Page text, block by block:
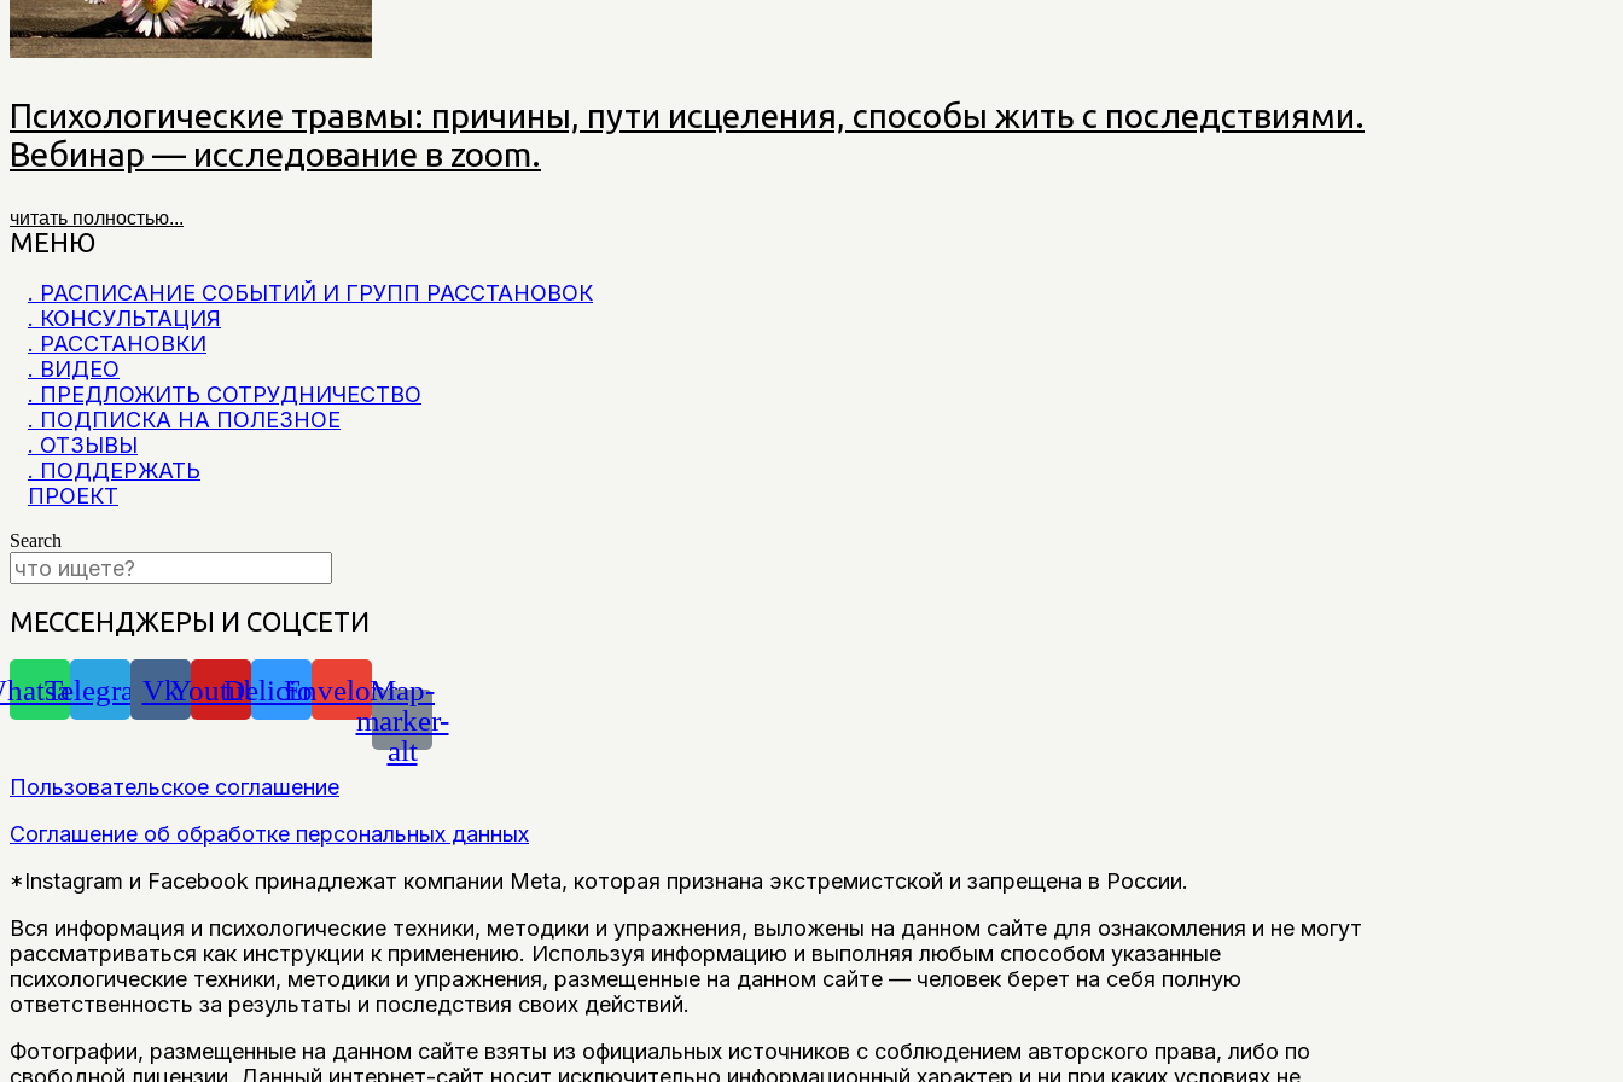
Психологические травмы: причины, пути исцеления, способы жить с последствиями.
Вебинар — исследование в zoom.
читать полностью...
МЕНЮ
. РАСПИСАНИЕ СОБЫТИЙ И ГРУПП РАССТАНОВОК
. КОНСУЛЬТАЦИЯ
. РАССТАНОВКИ
. ВИДЕО
. ПРЕДЛОЖИТЬ СОТРУДНИЧЕСТВО
. ПОДПИСКА НА ПОЛЕЗНОЕ
. ОТЗЫВЫ
. ПОДДЕРЖАТЬ
ПРОЕКТ
Search
МЕССЕНДЖЕРЫ И СОЦСЕТИ
TelegramVkYoutubeDeliciousEnvelopeMap-
marker-
alt
Пользовательское соглашение
Соглашение об обработке персональных данных
*Instagram и Facebook принадлежат компании Meta, которая признана экстремистской и запрещена в России.
Вся информация и психологические техники, методики и упражнения, выложены на данном сайте для ознакомления и не могут
рассматриваться как инструкции к применению. Используя информацию и выполняя любым способом указанные
психологические техники, методики и упражнения, размещенные на данном сайте — человек берет на себя полную
ответственность за результаты и последствия своих действий.
Фотографии, размещенные на данном сайте взяты из официальных источников с соблюдением авторского права, либо по
свободной лицензии. Данный интернет-сайт носит исключительно информационный характер и ни при каких условиях не